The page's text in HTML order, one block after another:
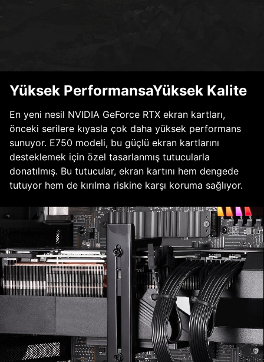
Yüksek PerformansaYüksek Kalite
En yeni nesil NVIDIA GeForce RTX ekran kartları,
önceki serilere kıyasla çok daha yüksek performans
sunuyor. E750 modeli, bu güçlü ekran kartlarını
desteklemek için özel tasarlanmış tutucularla
donatılmış. Bu tutucular, ekran kartını hem dengede
tutuyor hem de kırılma riskine karşı koruma sağlıyor.